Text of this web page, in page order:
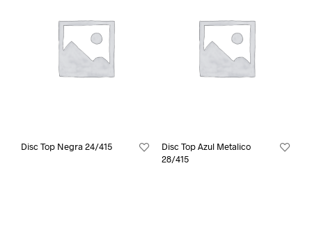
Disc Top Negra 24/415
Disc Top Azul Metalico
28/415